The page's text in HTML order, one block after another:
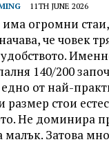
11TH JUNE 2026
огромни
че човек
140/200
от най-
размер стои
Не доминира
малък. Затова